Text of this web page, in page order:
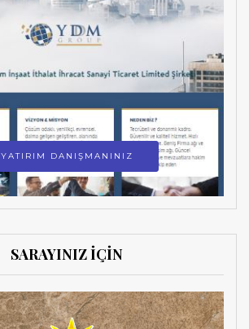
YATIRIM DANIŞMANINIZ
SARAYINIZ İÇİN